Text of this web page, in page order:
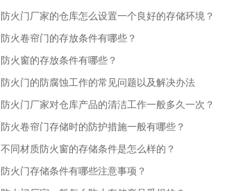
防火门厂家的仓库怎么设置一个良好的存储环境？
防火卷帘门的存放条件有哪些？
防火窗的存放条件有哪些？
防火门的防腐蚀工作的常见问题以及解决办法
防火门厂家对仓库产品的清洁工作一般多久一次？
防火卷帘门存储时的防护措施一般有哪些？
不同材质防火窗的存储条件是怎么样的？
防火门存储条件有哪些注意事项？